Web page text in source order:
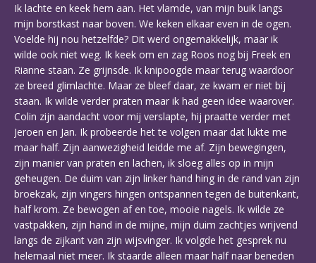
Ik lachte en keek hem aan. Het vlamde, van mijn buik langs
mijn borstkast naar boven. We keken elkaar even in de ogen.
Voelde hij nou hetzelfde? Dit werd ongemakkelijk, maar ik
wilde ook niet weg. Ik keek om en zag Roos nog bij Freek en
Rianne staan. Ze grijnsde. Ik knipoogde maar terug waardoor
ze breed glimlachte. Maar ze bleef daar, ze kwam er niet bij
staan. Ik wilde verder praten maar ik had geen idee waarover.
Colin zijn aandacht voor mij verslapte, hij praatte verder met
Jeroen en Jan. Ik probeerde het te volgen maar dat lukte me
maar half. Zijn aanwezigheid leidde me af. Zijn bewegingen,
zijn manier van praten en lachen, ik sloeg alles op in mijn
geheugen. De duim van zijn linker hand hing in de rand van zijn
broekzak, zijn vingers hingen ontspannen tegen de buitenkant,
half krom. Ze bewogen af en toe, mooie nagels. Ik wilde ze
vastpakken, zijn hand in de mijne, mijn duim zachtjes wrijvend
langs de zijkant van zijn wijsvinger. Ik volgde het gesprek nu
helemaal niet meer. Ik staarde alleen maar half naar beneden